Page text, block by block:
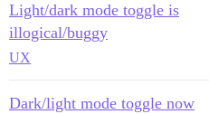
Light/dark mode toggle is
illogical/buggy
UX
Dark/light mode toggle now